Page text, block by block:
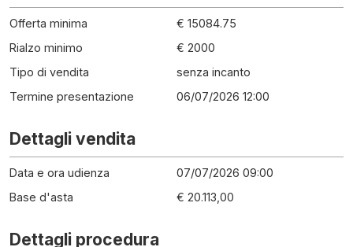
Offerta minima
€ 15084.75
Rialzo minimo
€ 2000
Tipo di vendita
senza incanto
Termine presentazione
06/07/2026 12:00
Dettagli vendita
Data e ora udienza
07/07/2026 09:00
Base d'asta
€ 20.113,00
Dettagli procedura